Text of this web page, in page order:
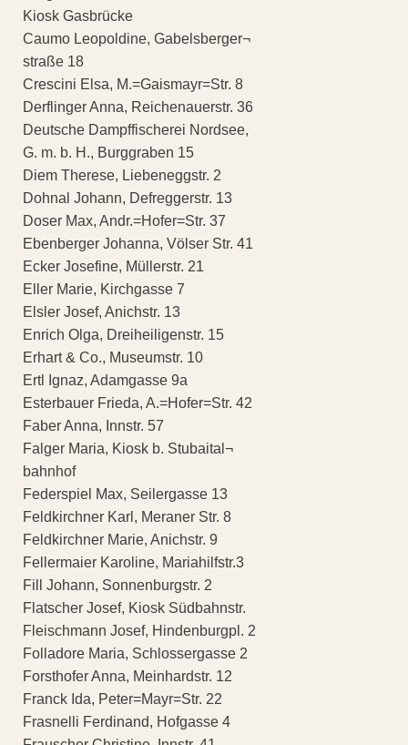
Kiosk Gasbrücke
Caumo Leopoldine, Gabelsberger¬
straße 18
Crescini Elsa, M.=Gaismayr=Str. 8
Derflinger Anna, Reichenauerstr. 36
Deutsche Dampffischerei Nordsee,
G. m. b. H., Burggraben 15
Diem Therese, Liebeneggstr. 2
Dohnal Johann, Defreggerstr. 13
Doser Max, Andr.=Hofer=Str. 37
Ebenberger Johanna, Völser Str. 41
Ecker Josefine, Müllerstr. 21
Eller Marie, Kirchgasse 7
Elsler Josef, Anichstr. 13
Enrich Olga, Dreiheiligenstr. 15
Erhart & Co., Museumstr. 10
Ertl Ignaz, Adamgasse 9a
Esterbauer Frieda, A.=Hofer=Str. 42
Faber Anna, Innstr. 57
Falger Maria, Kiosk b. Stubaital¬
bahnhof
Federspiel Max, Seilergasse 13
Feldkirchner Karl, Meraner Str. 8
Feldkirchner Marie, Anichstr. 9
Fellermaier Karoline, Mariahilfstr.3
Fill Johann, Sonnenburgstr. 2
Flatscher Josef, Kiosk Südbahnstr.
Fleischmann Josef, Hindenburgpl. 2
Folladore Maria, Schlossergasse 2
Forsthofer Anna, Meinhardstr. 12
Franck Ida, Peter=Mayr=Str. 22
Frasnelli Ferdinand, Hofgasse 4